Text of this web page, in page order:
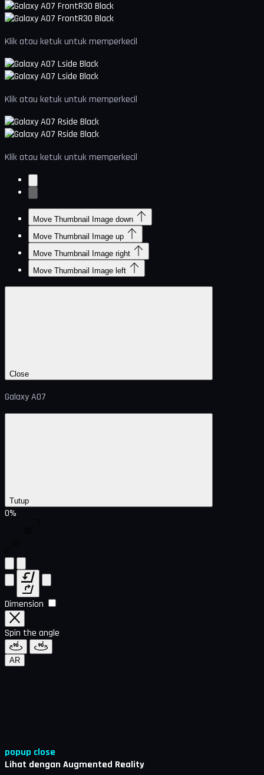
Klik atau ketuk untuk memperkecil
Klik atau ketuk untuk memperkecil
Klik atau ketuk untuk memperkecil
Move Thumbnail Image down
Move Thumbnail Image up
Move Thumbnail Image right
Move Thumbnail Image left
Close
Galaxy A07
Tutup
0%
Dimension
Spin the angle
AR
popup close
Lihat dengan Augmented Reality